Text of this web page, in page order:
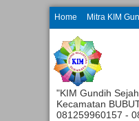
Home Mitra KIM
"KIM Gundih
Kecamatan
081259960157 -